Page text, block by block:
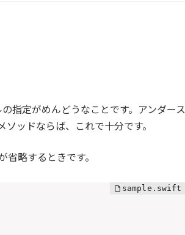
指定がめんどうなことです。アンダース
ッドならば、これで十分です。
略するときです。